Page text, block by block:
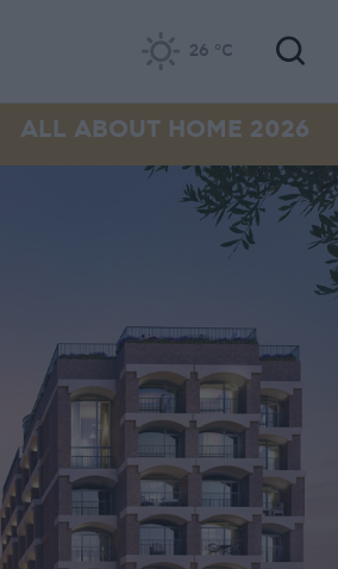
26 °C
ALL ABOUT HOME 2026